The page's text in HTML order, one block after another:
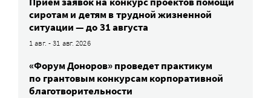
сиротам и детям в трудной жизненной
ситуации — до 31 августа
1 авг. - 31 авг. 2026
«Форум Доноров» проведет практикум
по грантовым конкурсам корпоративной
благотворительности